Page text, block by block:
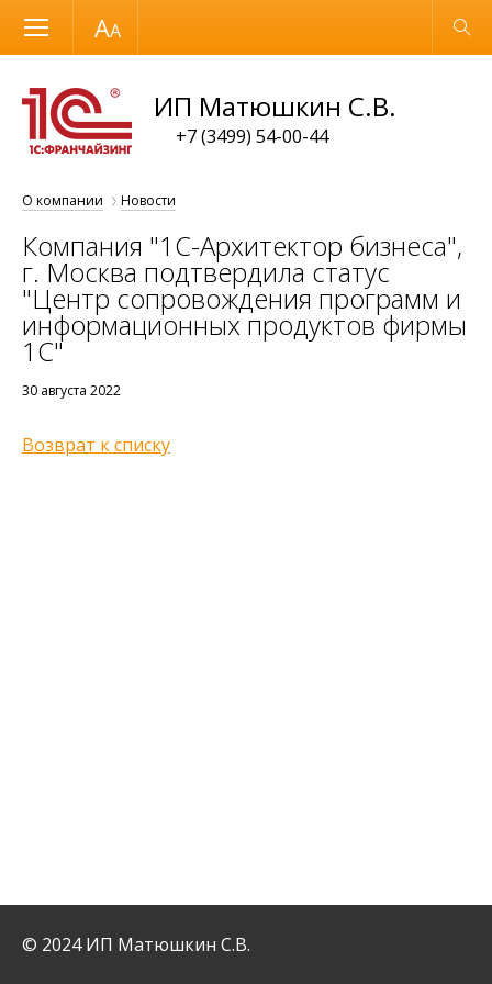
Размер шрифта Обычная версия
ИП Матюшкин С.В.
+7 (3499) 54-00-44
О компании Новости
Компания "1С-Архитектор бизнеса",
г. Москва подтвердила статус
"Центр сопровождения программ и
информационных продуктов фирмы
1С"
30 августа 2022
Возврат к списку
© 2024 ИП Матюшкин С.В.